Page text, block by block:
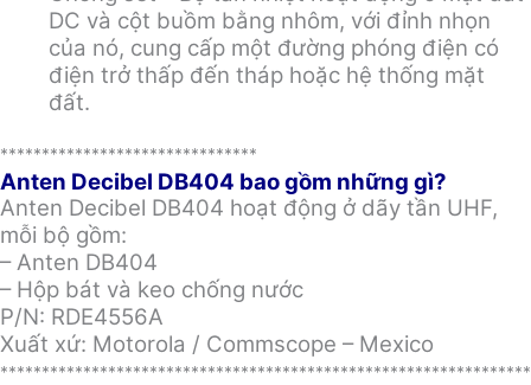
DC và cột buồm bằng nhôm, với đỉnh nhọn
của nó, cung cấp một đường phóng điện có
điện trở thấp đến tháp hoặc hệ thống mặt
đất.
*******************************
Anten Decibel DB404 bao gồm những gì?
Anten Decibel DB404 hoạt động ở dãy tần UHF,
mỗi bộ gồm:
– Anten DB404
– Hộp bát và keo chống nước
P/N: RDE4556A
Xuất xứ: Motorola / Commscope – Mexico